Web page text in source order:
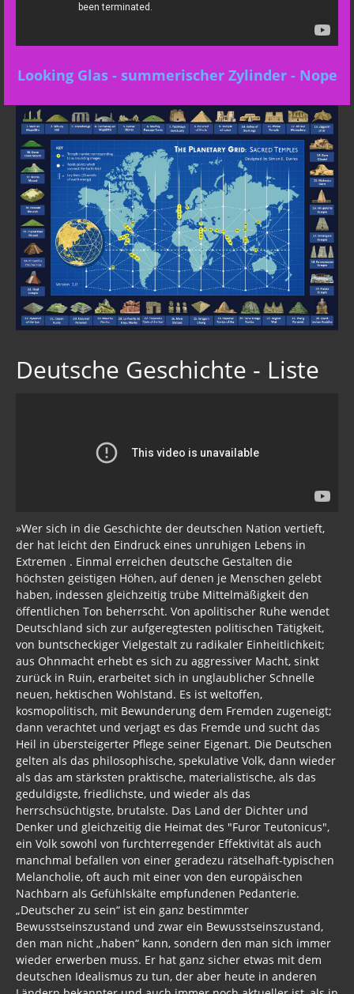
Looking Glas - summerischer Zylinder - Nope
Deutsche Geschichte - Liste
»Wer sich in die Geschichte der deutschen Nation vertieft,
der hat leicht den Eindruck eines unruhigen Lebens in
Extremen . Einmal erreichen deutsche Gestalten die
höchsten geistigen Höhen, auf denen je Menschen gelebt
haben, indessen gleichzeitig trübe Mittelmäßigkeit den
öffentlichen Ton beherrscht. Von apolitischer Ruhe wendet
Deutschland sich zur aufgeregtesten politischen Tätigkeit,
von buntscheckiger Vielgestalt zu radikaler Einheitlichkeit;
aus Ohnmacht erhebt es sich zu aggressiver Macht, sinkt
zurück in Ruin, erarbeitet sich in unglaublicher Schnelle
neuen, hektischen Wohlstand. Es ist weltoffen,
kosmopolitisch, mit Bewunderung dem Fremden zugeneigt;
dann verachtet und verjagt es das Fremde und sucht das
Heil in übersteigerter Pflege seiner Eigenart. Die Deutschen
gelten als das philosophische, spekulative Volk, dann wieder
als das am stärksten praktische, materialistische, als das
geduldigste, friedlichste, und wieder als das
herrschsüchtigste, brutalste. Das Land der Dichter und
Denker und gleichzeitig die Heimat des "Furor Teutonicus",
ein Volk sowohl von furchterregender Effektivität als auch
manchmal befallen von einer geradezu rätselhaft-typischen
Melancholie, oft auch mit einer von den europäischen
Nachbarn als Gefühlskälte empfundenen Pedanterie.
„Deutscher zu sein“ ist ein ganz bestimmter
Bewusstseinszustand und zwar ein Bewusstseinszustand,
den man nicht „haben“ kann, sondern den man sich immer
wieder erwerben muss. Er hat ganz sicher etwas mit dem
deutschen Idealismus zu tun, der aber heute in anderen